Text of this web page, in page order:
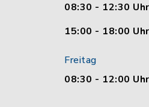
08:30 - 12:30 Uhr
15:00 - 18:00 Uhr
Freitag
08:30 - 12:00 Uhr